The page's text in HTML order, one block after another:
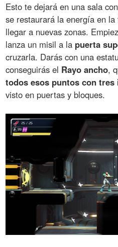
Esto te dejará en una sala
se restaurará la energía en
llegar a nuevas zonas.
lanza un misil a la puerta
cruzarla. Darás con una
conseguirás el Rayo ancho,
todos esos puntos con
visto en puertas y bloques.